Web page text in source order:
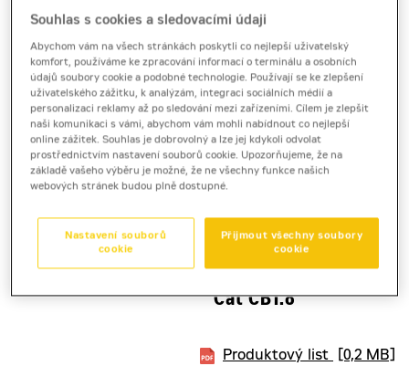
Cat CB1.8
Produktový list [0,2 MB]
Souhlas s cookies a sledovacími údaji
Abychom vám na všech stránkách poskytli co nejlepší uživatelský
komfort, používáme ke zpracování informací o terminálu a osobních
údajů soubory cookie a podobné technologie. Používají se ke zlepšení
uživatelského zážitku, k analýzám, integraci sociálních médií a
personalizaci reklamy až po sledování mezi zařízeními. Cílem je zlepšit
naši komunikaci s vámi, abychom vám mohli nabídnout co nejlepší
online zážitek. Souhlas je dobrovolný a lze jej kdykoli odvolat
prostřednictvím nastavení souborů cookie. Upozorňujeme, že na
základě vašeho výběru je možné, že ne všechny funkce našich
webových stránek budou plně dostupné.
Přijmout všechny soubory
cookie
Nastavení souborů
cookie